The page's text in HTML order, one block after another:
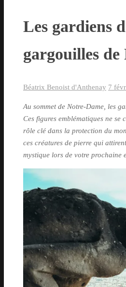
Les gardiens
gargouilles
Béatrix Benoist d'Anthenay 7
Au sommet de Notre-Dame, les
Ces figures emblématiques ne
rôle clé dans la protection du
ces créatures de pierre qui
mystique lors de votre prochaine